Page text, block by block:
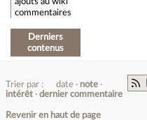
commentaires
Derniers
contenus
Trier par : date
note
intérêt
dernier commentaire
Revenir en haut de page